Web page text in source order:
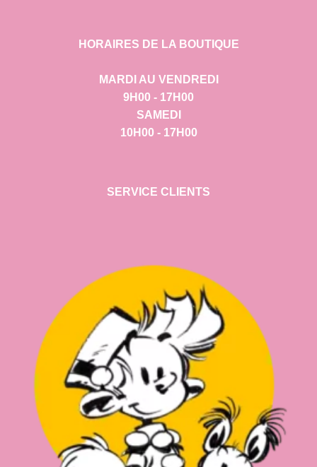
HORAIRES DE LA BOUTIQUE
MARDI AU VENDREDI
9H00 - 17H00
SAMEDI
10H00 - 17H00
SERVICE CLIENTS